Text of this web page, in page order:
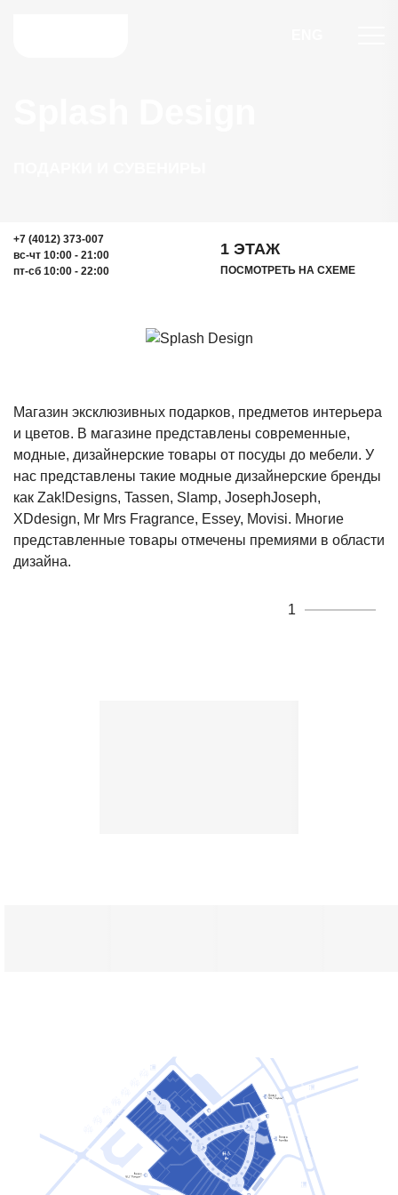
+7 (4012) 373-007
вс-чт 10:00 - 21:00
пт-сб 10:00 - 22:00
1 ЭТАЖ
ПОСМОТРЕТЬ НА СХЕМЕ
Магазин эксклюзивных подарков, предметов интерьера
и цветов. В магазине представлены современные,
модные, дизайнерские товары от посуды до мебели. У
нас представлены такие модные дизайнерские бренды
как Zak!Designs, Tassen, Slamp, JosephJoseph,
XDdesign, Mr Mrs Fragrance, Essey, Movisi. Многие
представленные товары отмечены премиями в области
дизайна.
1